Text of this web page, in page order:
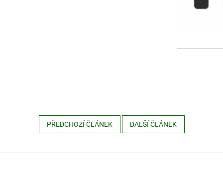
PŘEDCHOZÍ ČLÁNEK DALŠÍ ČLÁNEK